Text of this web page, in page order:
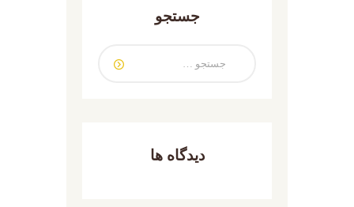
جستجو
دیدگاه ها